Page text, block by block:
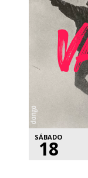
SÁBADO
18